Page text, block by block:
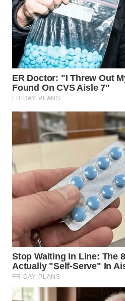
WN
MALUKU
WN
MALUT
WN
WN
DANAU
WN
NIAS
WN
LANGKAT
WN
TAPANULI
SELATAN